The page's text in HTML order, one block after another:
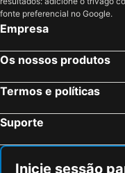
Estrasburgo, Alsácia
Montévrain, França
Colmar, Alsácia Hotéis
fonte preferencial no Google.
Empresa
Os nossos produtos
Termos e políticas
Suporte
Inicie sessão